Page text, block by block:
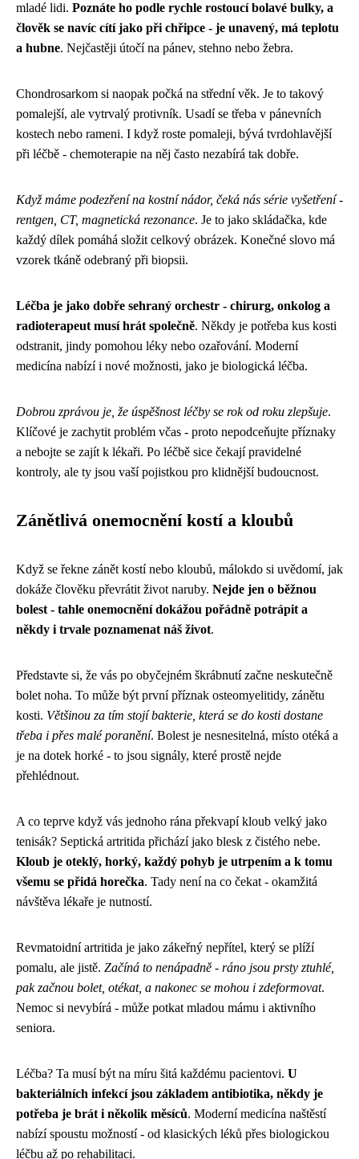
mladé lidi. Poznáte ho podle rychle rostoucí bolavé bulky, a
člověk se navíc cítí jako při chřipce - je unavený, má teplotu
a hubne. Nejčastěji útočí na pánev, stehno nebo žebra.
Chondrosarkom si naopak počká na střední věk. Je to takový
pomalejší, ale vytrvalý protivník. Usadí se třeba v pánevních
kostech nebo rameni. I když roste pomaleji, bývá tvrdohlavější
při léčbě - chemoterapie na něj často nezabírá tak dobře.
Když máme podezření na kostní nádor, čeká nás série vyšetření -
rentgen, CT, magnetická rezonance. Je to jako skládačka, kde
každý dílek pomáhá složit celkový obrázek. Konečné slovo má
vzorek tkáně odebraný při biopsii.
Léčba je jako dobře sehraný orchestr - chirurg, onkolog a
radioterapeut musí hrát společně. Někdy je potřeba kus kosti
odstranit, jindy pomohou léky nebo ozařování. Moderní
medicína nabízí i nové možnosti, jako je biologická léčba.
Dobrou zprávou je, že úspěšnost léčby se rok od roku zlepšuje.
Klíčové je zachytit problém včas - proto nepodceňujte příznaky
a nebojte se zajít k lékaři. Po léčbě sice čekají pravidelné
kontroly, ale ty jsou vaší pojistkou pro klidnější budoucnost.
Zánětlivá onemocnění kostí a kloubů
Když se řekne zánět kostí nebo kloubů, málokdo si uvědomí, jak
dokáže člověku převrátit život naruby. Nejde jen o běžnou
bolest - tahle onemocnění dokážou pořádně potrápit a
někdy i trvale poznamenat náš život.
Představte si, že vás po obyčejném škrábnutí začne neskutečně
bolet noha. To může být první příznak osteomyelitidy, zánětu
kosti. Většinou za tím stojí bakterie, která se do kosti dostane
třeba i přes malé poranění. Bolest je nesnesitelná, místo otéká a
je na dotek horké - to jsou signály, které prostě nejde
přehlédnout.
A co teprve když vás jednoho rána překvapí kloub velký jako
tenisák? Septická artritida přichází jako blesk z čistého nebe.
Kloub je oteklý, horký, každý pohyb je utrpením a k tomu
všemu se přidá horečka. Tady není na co čekat - okamžitá
návštěva lékaře je nutností.
Revmatoidní artritida je jako zákeřný nepřítel, který se plíží
pomalu, ale jistě. Začíná to nenápadně - ráno jsou prsty ztuhlé,
pak začnou bolet, otékat, a nakonec se mohou i zdeformovat.
Nemoc si nevybírá - může potkat mladou mámu i aktivního
seniora.
Léčba? Ta musí být na míru šitá každému pacientovi. U
bakteriálních infekcí jsou základem antibiotika, někdy je
potřeba je brát i několik měsíců. Moderní medicína naštěstí
nabízí spoustu možností - od klasických léků přes biologickou
léčbu až po rehabilitaci.